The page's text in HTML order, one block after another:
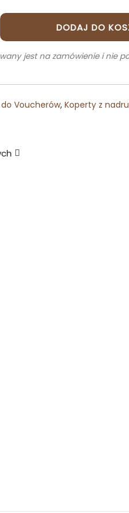
DODAJ DO
jest na zamówienie i nie
Voucherów, Koperty z